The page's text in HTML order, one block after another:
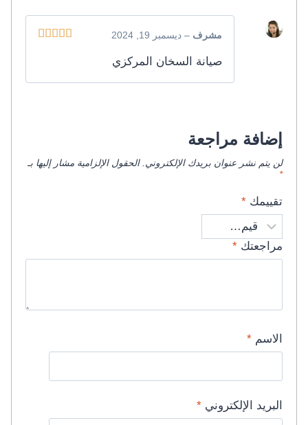
مشرف – ديسمبر 19, 2024
صيانة السخان المركزي
إضافة مراجعة
لن يتم نشر عنوان بريدك الإلكتروني. الحقول الإلزامية مشار إليها بـ
*
تقييمك *
مراجعتك *
الاسم *
البريد الإلكتروني *